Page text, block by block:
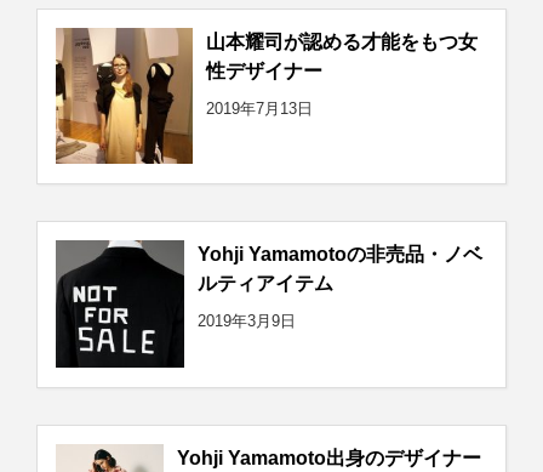
山本耀司が認める才能をもつ女
性デザイナー
2019年7月13日
Yohji Yamamotoの非売品・ノベ
ルティアイテム
2019年3月9日
Yohji Yamamoto出身のデザイナー